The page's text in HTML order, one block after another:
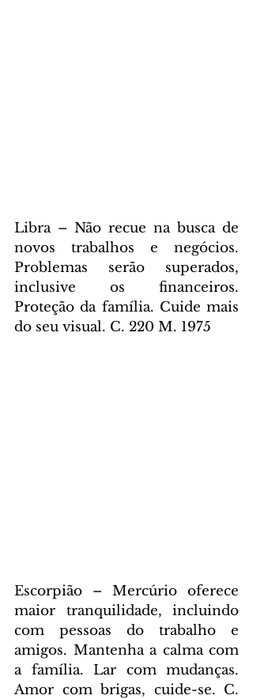
Libra – Não recue na busca de
novos trabalhos e negócios.
Problemas serão superados,
inclusive os financeiros.
Proteção da família. Cuide mais
do seu visual. C. 220 M. 1975
Escorpião – Mercúrio oferece
maior tranquilidade, incluindo
com pessoas do trabalho e
amigos. Mantenha a calma com
a família. Lar com mudanças.
Amor com brigas, cuide-se. C.